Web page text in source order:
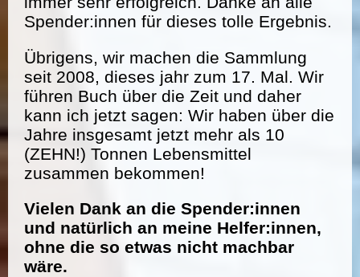
Spender:innen für dieses tolle Ergebnis.
Übrigens, wir machen die Sammlung
seit 2008, dieses jahr zum 17. Mal. Wir
führen Buch über die Zeit und daher
kann ich jetzt sagen: Wir haben über die
Jahre insgesamt jetzt mehr als 10
(ZEHN!) Tonnen Lebensmittel
zusammen bekommen!
Vielen Dank an die Spender:innen
und natürlich an meine Helfer:innen,
ohne die so etwas nicht machbar
wäre.